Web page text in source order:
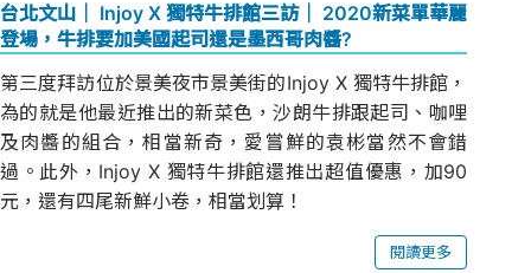
台北文山│ Injoy X 獨特牛排館三訪│ 2020新菜單華麗
登場，牛排要加美國起司還是墨西哥肉醬?
第三度拜訪位於景美夜市景美街的Injoy X 獨特牛排館，
為的就是他最近推出的新菜色，沙朗牛排跟起司、咖哩
及肉醬的組合，相當新奇，愛嘗鮮的袁彬當然不會錯
過。此外，Injoy X 獨特牛排館還推出超值優惠，加90
元，還有四尾新鮮小卷，相當划算！
閱讀更多